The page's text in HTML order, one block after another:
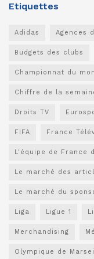
Etiquettes
Adidas Agences
Budgets des clubs
Championnat du
Chiffre de la
Droits TV
FIFA France
L'équipe de France
Le marché des
Le marché du
Liga Ligue 1
Merchandising
Olympique de